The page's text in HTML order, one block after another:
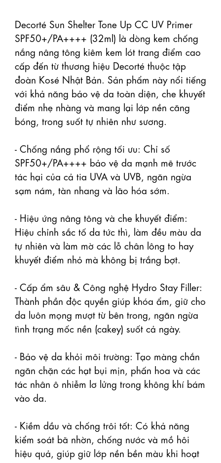
Decorté Sun Shelter Tone Up CC UV Primer
SPF50+/PA++++ (32ml) là dòng kem chống
nắng nâng tông kiêm kem lót trang điểm cao
cấp đến từ thương hiệu Decorté thuộc tập
đoàn Kosé Nhật Bản. Sản phẩm này nổi tiếng
với khả năng bảo vệ da toàn diện, che khuyết
điểm nhẹ nhàng và mang lại lớp nền căng
bóng, trong suốt tự nhiên như sương.
- Chống nắng phổ rộng tối ưu: Chỉ số
SPF50+/PA++++ bảo vệ da mạnh mẽ trước
tác hại của cả tia UVA và UVB, ngăn ngừa
sạm nám, tàn nhang và lão hóa sớm.
- Hiệu ứng nâng tông và che khuyết điểm:
Hiệu chỉnh sắc tố da tức thì, làm đều màu da
tự nhiên và làm mờ các lỗ chân lông to hay
khuyết điểm nhỏ mà không bị trắng bợt.
- Cấp ẩm sâu & Công nghệ Hydro Stay Filler:
Thành phần độc quyền giúp khóa ẩm, giữ cho
da luôn mọng mượt từ bên trong, ngăn ngừa
tình trạng mốc nền (cakey) suốt cả ngày.
- Bảo vệ da khỏi môi trường: Tạo màng chắn
ngăn chặn các hạt bụi mịn, phấn hoa và các
tác nhân ô nhiễm lơ lửng trong không khí bám
vào da.
- Kiềm dầu và chống trôi tốt: Có khả năng
kiểm soát bã nhờn, chống nước và mồ hôi
hiệu quả, giúp giữ lớp nền bền màu khi hoạt